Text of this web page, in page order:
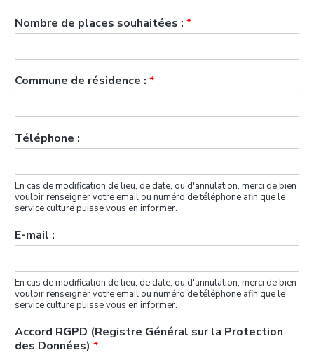
Nombre de places souhaitées : *
Commune de résidence : *
Téléphone :
En cas de modification de lieu, de date, ou d'annulation, merci de bien
vouloir renseigner votre email ou numéro de téléphone afin que le
service culture puisse vous en informer.
E-mail :
En cas de modification de lieu, de date, ou d'annulation, merci de bien
vouloir renseigner votre email ou numéro de téléphone afin que le
service culture puisse vous en informer.
Accord RGPD (Registre Général sur la Protection
des Données) *